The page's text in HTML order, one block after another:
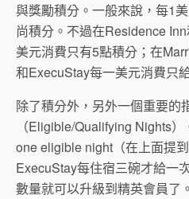
與獎勵積分。一般來說，每1
尚積分。不過在Residence
美元消費只有5點積分；在
和ExecuStay每一美元消費只
除了積分外，另外一個重要的
（Eligible/Qualifying Nights
one eligible night（在上面提
ExecuStay每住宿三碗才給一
數量就可以升級到精英會員了。